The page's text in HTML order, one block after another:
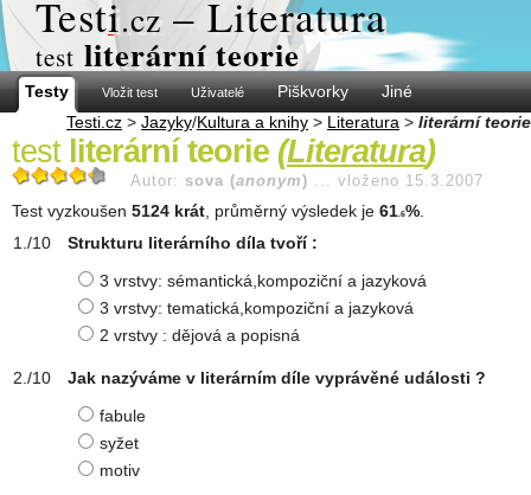
Testi.cz – Literatura
test literární teorie
Testy Vložit test Uživatelé Piškvorky
Jiné
Testi.cz > Jazyky/Kultura a knihy > Literatura > literární teorie
test literární teorie (Literatura)
Autor: sova (anonym ) ... vloženo 15.3.2007
Test vyzkoušen 5124 krát , průměrný výsledek je 61 .6%
Strukturu literárního díla tvoří :
3 vrstvy: sémantická,kompoziční a jazyková
3 vrstvy: tematická,kompoziční a jazyková
2 vrstvy : dějová a popisná
Jak nazýváme v literárním díle vyprávěné události ?
fabule
syžet
motiv